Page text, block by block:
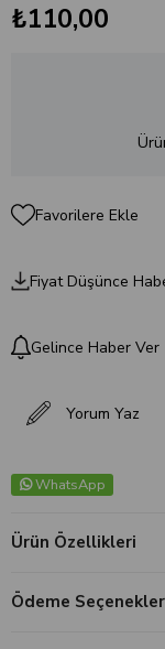
₺110,00
Favorilere Ekle
Fiyat Düşünce
Gelince Haber Ver
Yorum Yaz
WhatsApp
Ürün Özellikleri
Ödeme